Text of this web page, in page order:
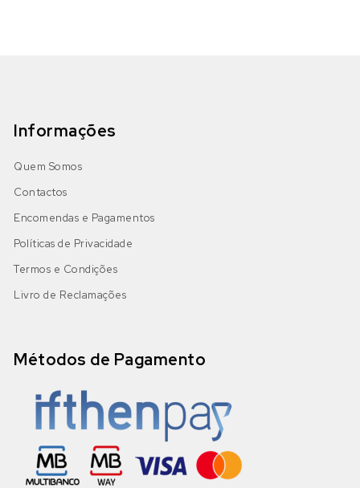
Informações
Quem Somos
Contactos
Encomendas e Pagamentos
Políticas de Privacidade
Termos e Condições
Livro de Reclamações
Métodos de Pagamento